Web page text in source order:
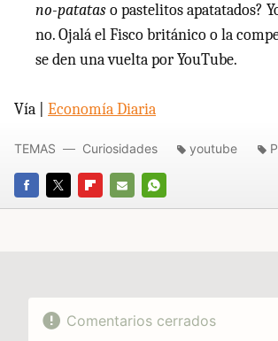
no-patataso pastelitos apatatados?
no. Ojalá el Fisco británico o la
se den una vuelta por YouTube.
Vía | Economía Diaria
FACEBOOK
TWITTERFLIPBOARD
E-
WHATSAPP
TEMAS Curiosidades youtube
Comentarios cerrados